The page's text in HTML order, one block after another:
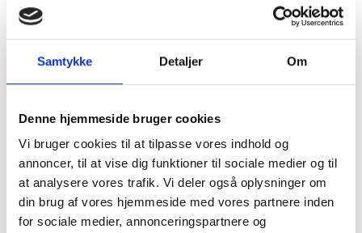
Samtykke Detaljer Om
Denne hjemmeside bruger cookies
Vi bruger cookies til at tilpasse vores indhold og
annoncer, til at vise dig funktioner til sociale medier og til
at analysere vores trafik. Vi deler også oplysninger om
din brug af vores hjemmeside med vores partnere inden
for sociale medier, annonceringspartnere og
Windows
Varenummer
Lenovo ThinkPad T14 14" Gen. 4
er ofte købt sammen med